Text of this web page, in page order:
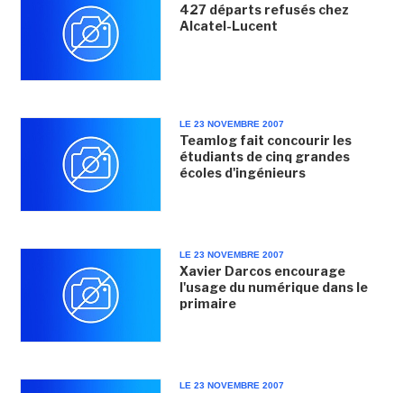
427 départs refusés chez
Alcatel-Lucent
LE 23 NOVEMBRE 2007
Teamlog fait concourir les
étudiants de cinq grandes
écoles d'ingénieurs
LE 23 NOVEMBRE 2007
Xavier Darcos encourage
l'usage du numérique dans le
primaire
LE 23 NOVEMBRE 2007